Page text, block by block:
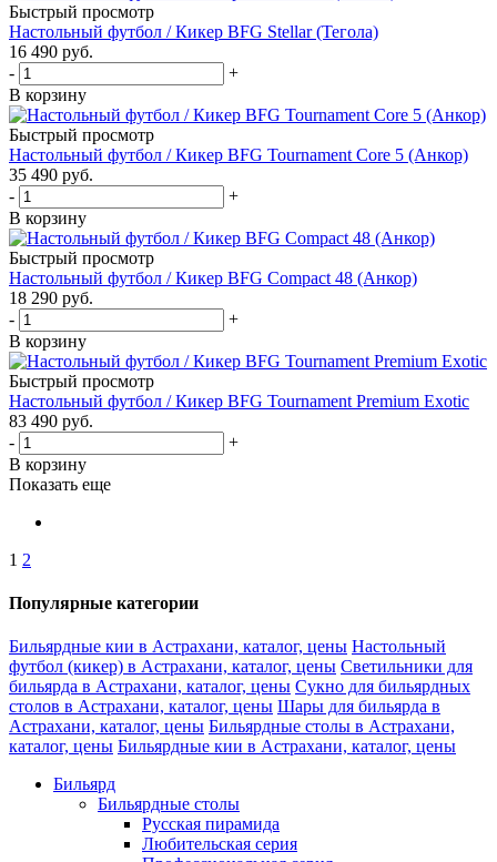
Быстрый просмотр
Настольный футбол / Кикер BFG Stellar (Тегола)
16 490 руб.
-
+
В корзину
Быстрый просмотр
Настольный футбол / Кикер BFG Tournament Core 5 (Анкор)
35 490 руб.
-
+
В корзину
Быстрый просмотр
Настольный футбол / Кикер BFG Compact 48 (Анкор)
18 290 руб.
-
+
В корзину
Быстрый просмотр
Настольный футбол / Кикер BFG Tournament Premium Exotic
83 490 руб.
-
+
В корзину
Показать еще
1 2
Популярные категории
Бильярдные кии в Астрахани, каталог, цены Настольный
футбол (кикер) в Астрахани, каталог, цены Светильники для
бильярда в Астрахани, каталог, цены Сукно для бильярдных
столов в Астрахани, каталог, цены Шары для бильярда в
Астрахани, каталог, цены Бильярдные столы в Астрахани,
каталог, цены Бильярдные кии в Астрахани, каталог, цены
Бильярд
Бильярдные столы
Русская пирамида
Любительская серия